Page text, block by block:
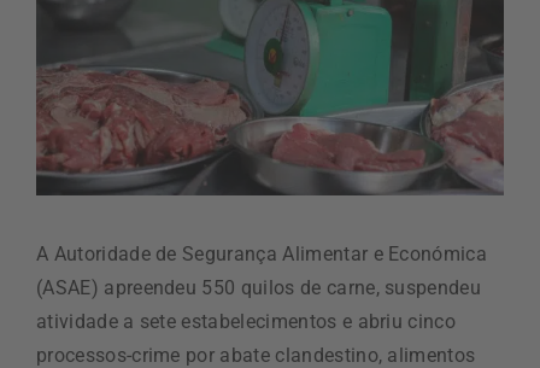
A Autoridade de Segurança Alimentar e Económica
(ASAE) apreendeu 550 quilos de carne, suspendeu
atividade a sete estabelecimentos e abriu cinco
processos-crime por abate clandestino, alimentos